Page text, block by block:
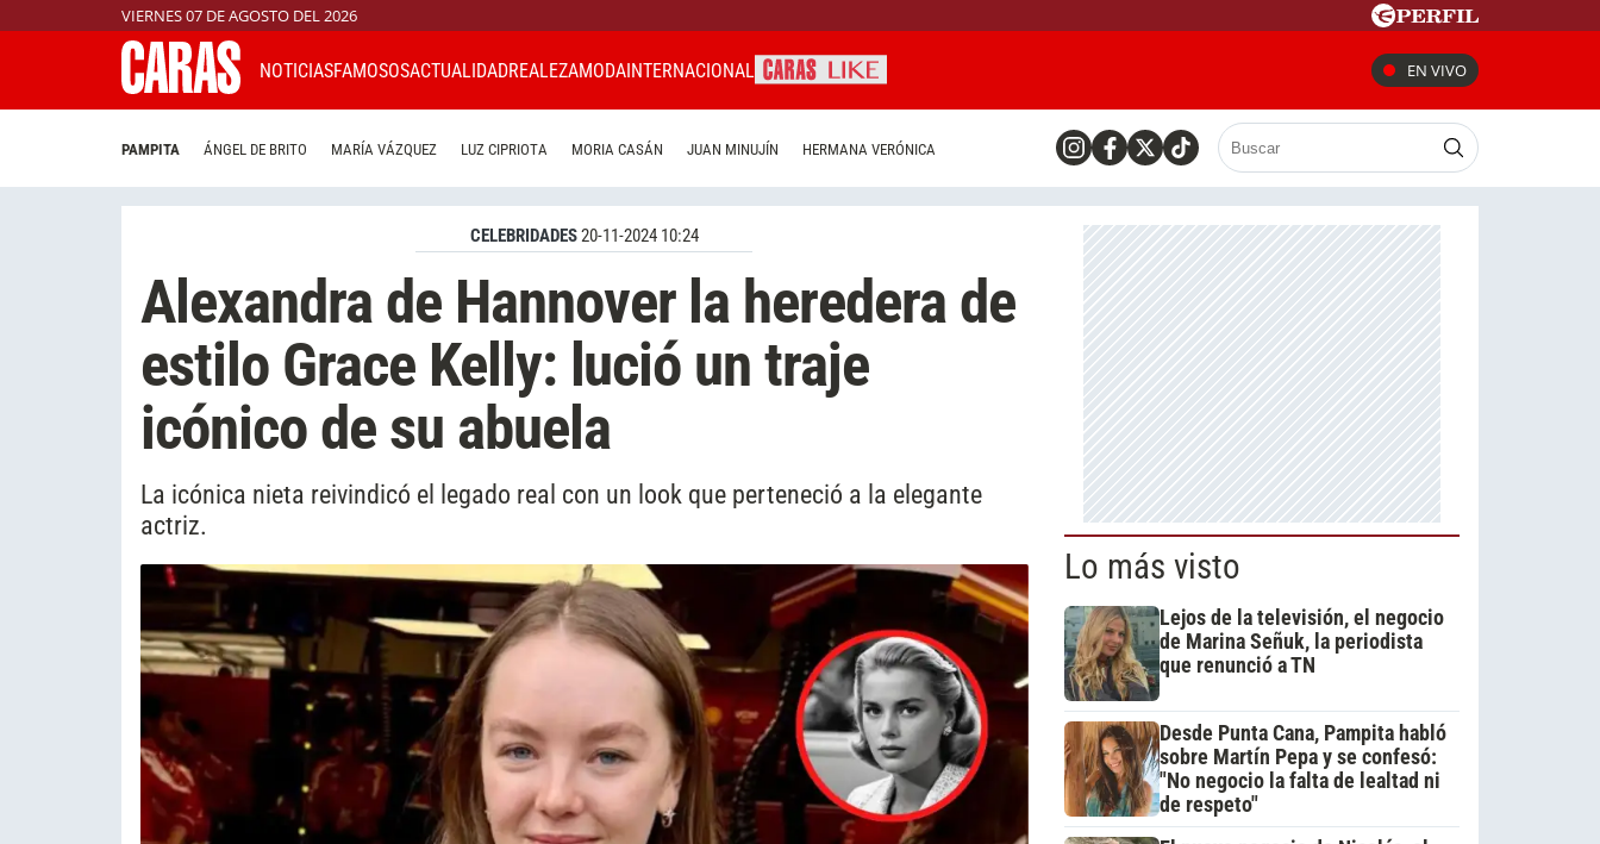
VIERNES 07 DE AGOSTO DEL 2026
NOTICIASFAMOSOSACTUALIDADREALEZAMODAINTERNACIONAL EN VIVO
PAMPITA ÁNGEL DE BRITO MARÍA VÁZQUEZ LUZ CIPRIOTA MORIA CASÁN JUAN MINUJÍN HERMANA VERÓNICA
CELEBRIDADES20-11-2024 10:24
Alexandra de Hannover la heredera de
estilo Grace Kelly: lució un traje
icónico de su abuela
La icónica nieta reivindicó el legado real con un look que perteneció a la elegante
actriz.
Lo más visto
Lejos de la televisión, el negocio
de Marina Señuk, la periodista
que renunció a TN
Desde Punta Cana, Pampita habló
sobre Martín Pepa y se confesó:
"No negocio la falta de lealtad ni
de respeto"